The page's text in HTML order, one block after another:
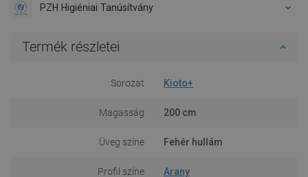
PZH Higiéniai Tanúsítvány
Termék részletei
Sorozat Kioto+
Magasság 200 cm
Üveg színe Fehér hullám
Profil színe Arany